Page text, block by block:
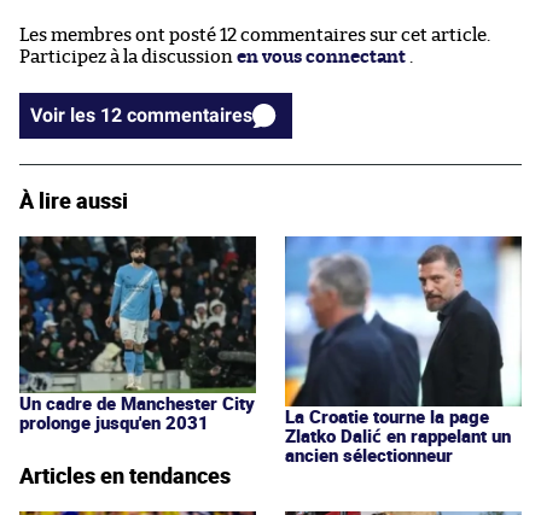
Les membres ont posté 12 commentaires sur cet article.
Participez à la discussion en vous connectant
Voir les 12 commentaires
À lire aussi
Un cadre de Manchester City
prolonge jusqu'en 2031
La Croatie tourne la page
Zlatko Dalić en rappelant un
ancien sélectionneur
Articles en tendances